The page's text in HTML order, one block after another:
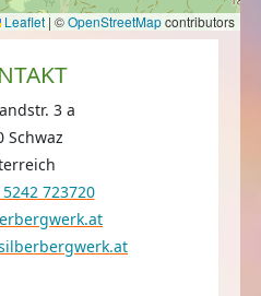
Leaflet | ©OpenStreetMapcontributors
3 a
Schwaz
723720